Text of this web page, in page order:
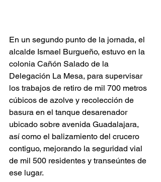
En un segundo punto de la jornada, el
alcalde Ismael Burgueño, estuvo en la
colonia Cañón Salado de la
Delegación La Mesa, para supervisar
los trabajos de retiro de mil 700 metros
cúbicos de azolve y recolección de
basura en el tanque desarenador
ubicado sobre avenida Guadalajara,
así como el balizamiento del crucero
contiguo, mejorando la seguridad vial
de mil 500 residentes y transeúntes de
ese lugar.